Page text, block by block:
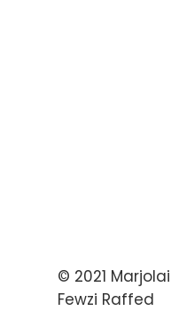
© 2021
Fewzi Raffed